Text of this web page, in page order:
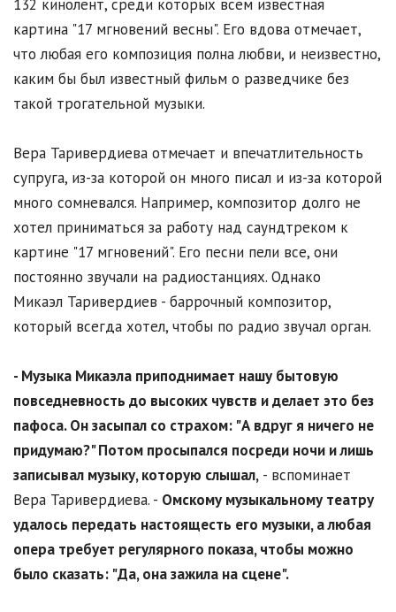
132 кинолент, среди которых всем известная
картина "17 мгновений весны". Его вдова отмечает,
что любая его композиция полна любви, и неизвестно,
каким бы был известный фильм о разведчике без
такой трогательной музыки.
Вера Таривердиева отмечает и впечатлительность
супруга, из-за которой он много писал и из-за которой
много сомневался. Например, композитор долго не
хотел приниматься за работу над саундтреком к
картине "17 мгновений". Его песни пели все, они
постоянно звучали на радиостанциях. Однако
Микаэл Таривердиев - баррочный композитор,
который всегда хотел, чтобы по радио звучал орган.
- Музыка Микаэла приподнимает нашу бытовую
повседневность до высоких чувств и делает это без
пафоса. Он засыпал со страхом: "А вдруг я ничего не
придумаю?" Потом просыпался посреди ночи и лишь
записывал музыку, которую слышал, - вспоминает
Вера Таривердиева. - Омскому музыкальному театру
удалось передать настоящесть его музыки, а любая
опера требует регулярного показа, чтобы можно
было сказать: "Да, она зажила на сцене".